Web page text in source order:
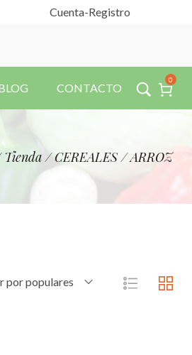
Cuenta-Registro
CONTACTO
0
Tienda / CEREALES / ARROZ
por populares